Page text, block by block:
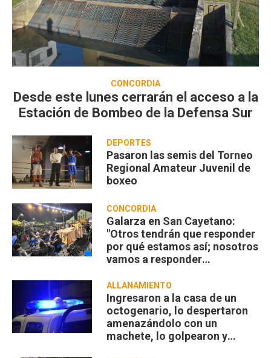
CONCORDIA
Desde este lunes cerrarán el acceso a la
Estación de Bombeo de la Defensa Sur
DEPORTES
Pasaron las semis del Torneo
Regional Amateur Juvenil de
boxeo
CONCORDIA
Galarza en San Cayetano:
"Otros tendrán que responder
por qué estamos así; nosotros
vamos a responder
ALLANAMIENTO
Ingresaron a la casa de un
octogenario, lo despertaron
amenazándolo con un
machete, lo golpearon y